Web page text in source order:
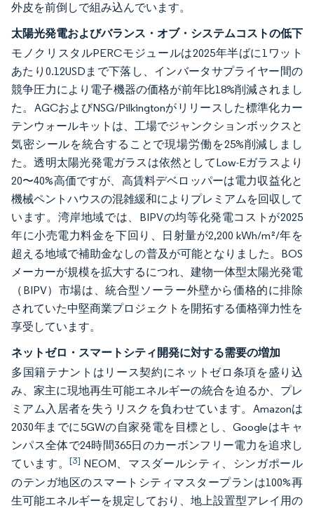
外皮を前倒しで組み込んでいます。
太陽光発電およびバランス・オブ・システムコストの低下
モノクリスタルPERCモジュールは2025年半ばに1ワット
あたり0.12USDまで下落し、インバータサプライヤー間の
競争圧力により電子機器の価格が前年比18%削減されまし
た。AGCおよびNSG/Pilkingtonがリリースした標準化カー
テンウォールキットは、工場でジャンクションボックスと
気密シールを統合することで現場労働を25%削減しまし
た。透明太陽光発電ガラスは依然としてLow-Eガラスより
20〜40%高価ですが、高賃料デベロッパーは電力収益化と
機械ペントハウスの混雑緩和によりプレミアムを回収して
います。湾岸地域では、BIPVの均等化発電コストが2025
年に小売電力料金を下回り、日射量が2,200 kWh/m²/年を
超える地域で補助金なしの普及が可能となりました。BOS
メーカーが規模を拡大するにつれ、建物一体型太陽光発電
（BIPV）市場は、統合型ソーラー外壁から価格的に排除
されていた中堅商業プロジェクトを開拓する価格弾力性を
享受しています。
ネットゼロ・スマートシティ開発に対する需要の増加
多国籍テナントはリース契約にネットゼロ条項を盛り込
み、家主に現地再生可能エネルギーの統合を迫るか、プレ
ミアム入居者を失うリスクを負わせています。Amazonは
2030年までに5GWの自家発電を目標とし、Googleはキャ
ンパス全体で24時間365日のカーボンフリー電力を追求し
ています。[3] NEOM、マスダールシティ、シンガポール
のテンガ地区のスマートシティマスタープランは100%再
生可能エネルギーを規定しており、地上設置型アレイ用の